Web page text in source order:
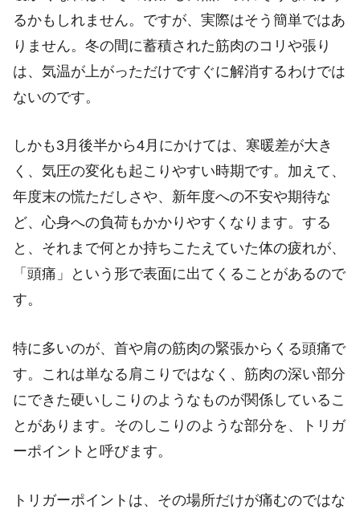
るかもしれません。ですが、実際はそう簡単ではあ
りません。冬の間に蓄積された筋肉のコリや張り
は、気温が上がっただけですぐに解消するわけでは
ないのです。
しかも3月後半から4月にかけては、寒暖差が大き
く、気圧の変化も起こりやすい時期です。加えて、
年度末の慌ただしさや、新年度への不安や期待な
ど、心身への負荷もかかりやすくなります。する
と、それまで何とか持ちこたえていた体の疲れが、
「頭痛」という形で表面に出てくることがあるので
す。
特に多いのが、首や肩の筋肉の緊張からくる頭痛で
す。これは単なる肩こりではなく、筋肉の深い部分
にできた硬いしこりのようなものが関係しているこ
とがあります。そのしこりのような部分を、トリガ
ーポイントと呼びます。
トリガーポイントは、その場所だけが痛むのではな